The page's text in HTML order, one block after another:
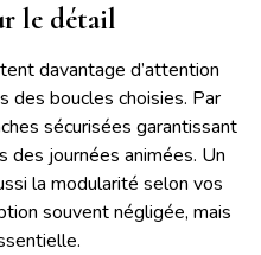
le détail
davantage d’attention
des boucles choisies. Par
sécurisées garantissant
des journées animées. Un
la modularité selon vos
souvent négligée, mais